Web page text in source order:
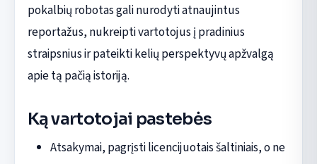
pokalbių robotas gali nurodyti atnaujintus
reportažus, nukreipti vartotojus į pradinius
straipsnius ir pateikti kelių perspektyvų apžvalgą
apie tą pačią istoriją.
Ką vartotojai pastebės
Atsakymai, pagrįsti licencijuotais šaltiniais, o ne